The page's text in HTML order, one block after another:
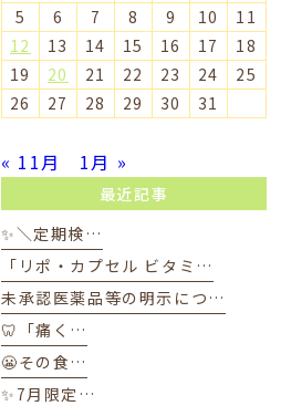
5
6 7 8 9 10
11
12
13 14 15 16 17
18
19
20 21 22 23 24
25
26
27 28 29 30 31
« 11月 1月 »
最近記事
✨＼定期検…
「リポ・カプセル ビタミ…
未承認医薬品等の明示につ…
🦷「痛く…
😬その食…
✨7月限定…